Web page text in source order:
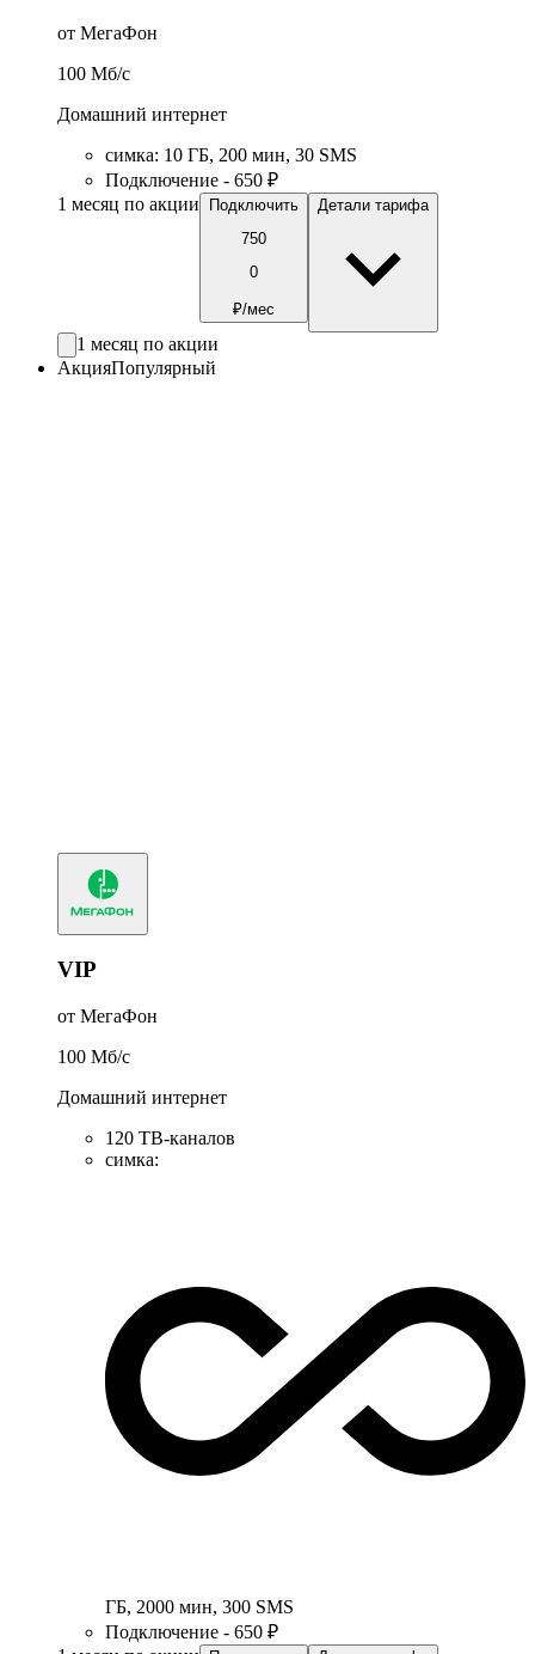
от МегаФон
100 Мб/c
Домашний интернет
симка: 10 ГБ, 200 мин, 30 SMS
Подключение - 650 ₽
1 месяц по акции
Подключить
750
0
₽/мес
Детали тарифа
1 месяц по акции
АкцияПопулярный
VIP
от МегаФон
100 Мб/c
Домашний интернет
120 ТВ-каналов
симка:
ГБ, 2000 мин, 300 SMS
Подключение - 650 ₽